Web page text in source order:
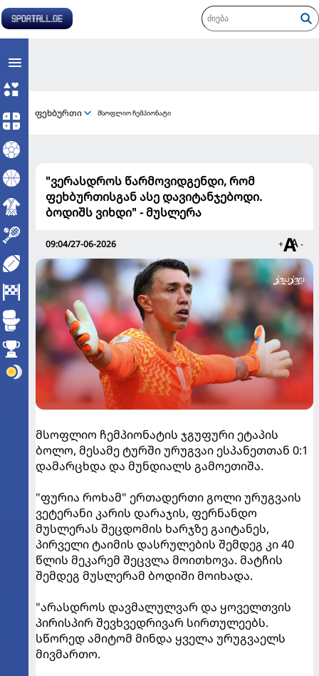
ფეხბურთი მსოფლიო ჩემპიონატი
"ვერასდროს წარმოვიდგენდი, რომ
ფეხბურთისგან ასე დავიტანჯებოდი.
ბოდიშს ვიხდი" - მუსლერა
09:04/27-06-2026 + -
მსოფლიო ჩემპიონატის ჯგუფური ეტაპის
ბოლო, მესამე ტურში ურუგვაი ესპანეთთან 0:1
დამარცხდა და მუნდიალს გამოეთიშა.
"ფურია როხამ" ერთადერთი გოლი ურუგვაის
ვეტერანი კარის დარაჯის, ფერნანდო
მუსლერას შეცდომის ხარჯზე გაიტანეს,
პირველი ტაიმის დასრულების შემდეგ კი 40
წლის მეკარემ შეცვლა მოითხოვა. მატჩის
შემდეგ მუსლერამ ბოდიში მოიხადა.
"არასდროს დავმალულვარ და ყოველთვის
პირისპირ შევხვედრივარ სირთულეებს.
სწორედ ამიტომ მინდა ყველა ურუგვაელს
მივმართო.